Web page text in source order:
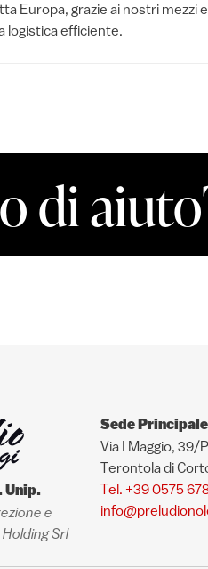
Europa, grazie ai nostri mezzi e
logistica efficiente.
di
Unip.
e
Srl
Sede Principale
Via I Maggio, 39/
Terontola di
Tel. +39 0575